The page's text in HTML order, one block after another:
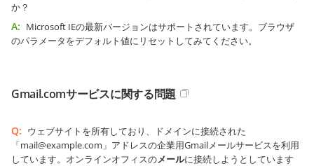
か？
A: Microsoft IEの最新バージョンはサポートされています。ブラウザ
のパラメータをデフォルト値にリセットしてみてください。
Gmail.comサービスに関する問題
Q: ウェブサイトを所有しており、ドメインに接続された
「mail@example.com」アドレスの企業用Gmailメールサービスを利用
しています。オンラインオフィスのメールに接続しようとしています